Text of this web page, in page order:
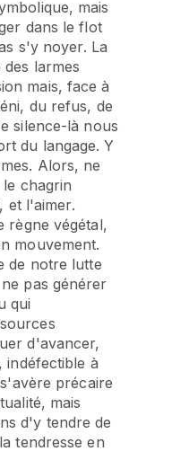
mais
dans le flot
s'y noyer. La
larmes
mais, face à
du refus, de
silence-là nous
du langage. Y
Alors, ne
chagrin
et l'aimer.
règne végétal,
mouvement.
de notre lutte
pas générer
qui
d'avancer,
à
précaire
mais
d'y tendre de
tendresse en